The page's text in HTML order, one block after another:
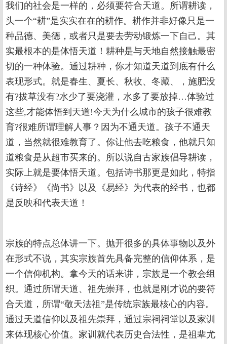
我们的社会是一样的，必须要符合天道。所谓耕读，
头一个“耕”是实实在在的耕作。耕作并非好像只是一
种品德、美德，或者只是要去劳动锻炼一下自己。其
实最根本的是体悟天道！耕种是与天地自然接触最密
切的一种体验。通过耕种，你才知道天道到底有什么
表现形式。就是春生、夏长、秋收、冬藏、，施肥没
有?拔草没有?水少了要浇灌，水多了要放掉…体验过
这些,才能体悟到天道!今天为什么城市的孩子很难教
育?很难所谓理解人事？因为不通天道。孩子不通天
道，当然就很难教育了。你让他去吃粮食，他就只知
道粮食是从超市买来的。所以说自古家族倡导耕读，
实际上就是要体悟天道。包括诗书那更是如此，特指
《诗经》《尚书》以及《易经》为代表的经书，也都
是反映和代表天道！
宗族的特点总体讲一下。抛开很多的具体事物以及外
在形式不说，其实宗族首先具备完整的信仰体系，是
一个信仰机构。拿今天的话来讲，宗族是一个教会组
织。通过所谓天道、祖先崇拜，也就是刚才说的要符
合天道，所谓“敬天法祖”是传统宗族最核心的内容。
通过天道信仰以及祖先崇拜，通过宗祠祠堂以及家训
来体现核心价值。家训就代表历史合法性，是祖辈尤